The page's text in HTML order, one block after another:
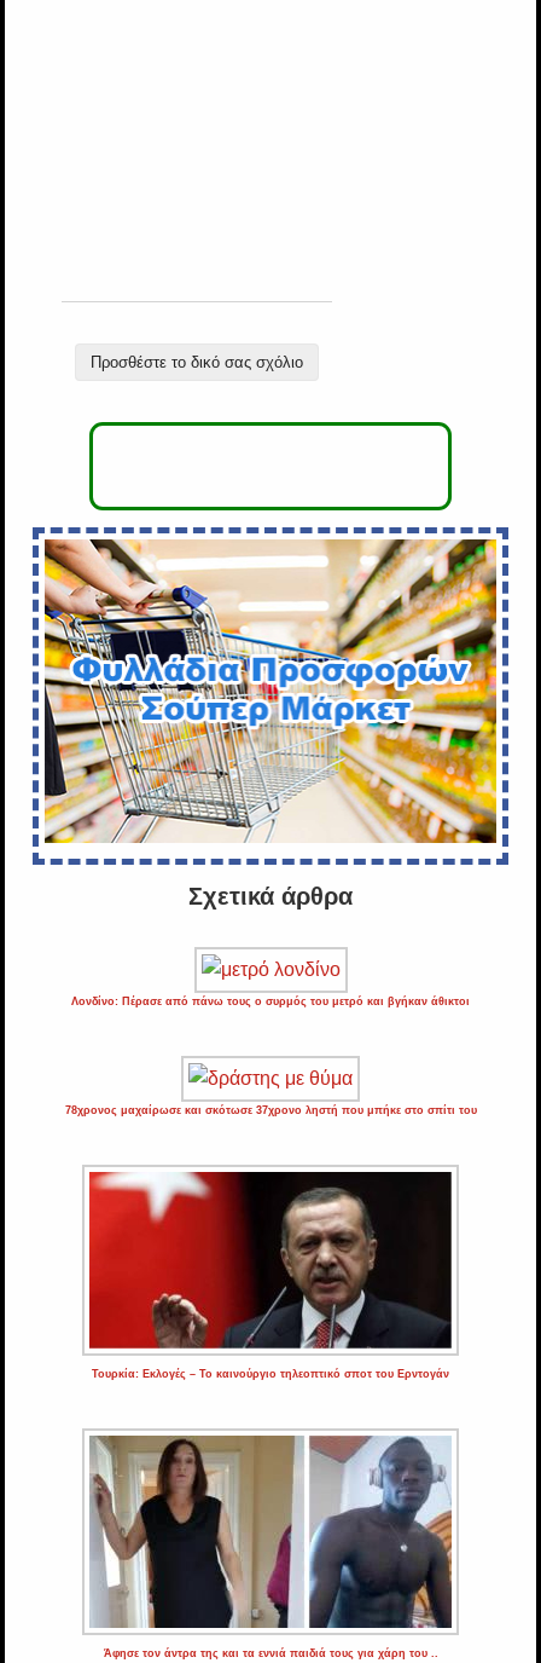
Προσθέστε το δικό σας σχόλιο
Σχετικά άρθρα
Λονδίνο: Πέρασε από πάνω τους ο συρμός του μετρό και βγήκαν άθικτοι
78χρονος μαχαίρωσε και σκότωσε 37χρονο ληστή που μπήκε στο σπίτι του
Τουρκία: Εκλογές – Το καινούργιο τηλεοπτικό σποτ του Ερντογάν
Άφησε τον άντρα της και τα εννιά παιδιά τους για χάρη του ..